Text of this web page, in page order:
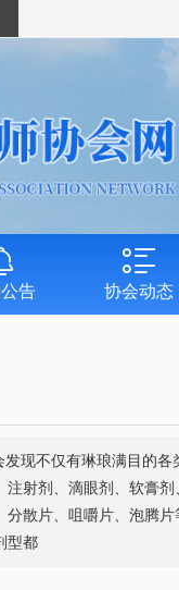
告 协会动态
现不仅有琳琅满目的
射剂、滴眼剂、软膏
散片、咀嚼片、泡腾
型都